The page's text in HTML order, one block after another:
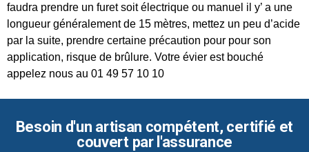
faudra prendre un furet soit électrique ou manuel il y’ a une
longueur généralement de 15 mètres, mettez un peu d’acide
par la suite, prendre certaine précaution pour pour son
application, risque de brûlure. Votre évier est bouché
appelez nous au 01 49 57 10 10
Besoin d'un artisan compétent, certifié et
couvert par l'assurance